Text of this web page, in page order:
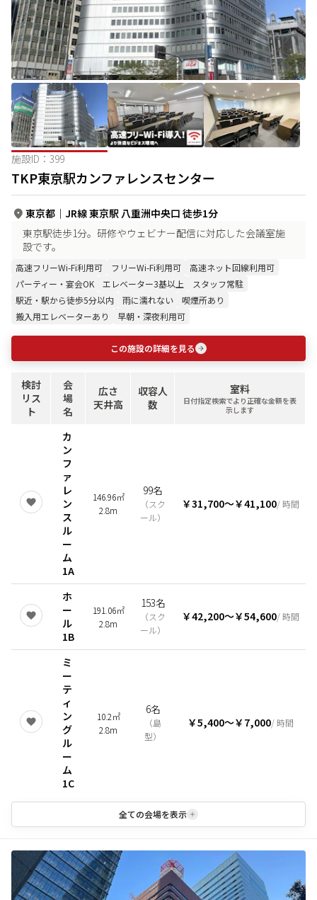
施設ID： 399
TKP東京駅カンファレンスセンター
東京都 ｜ JR線 東京駅 八重洲中央口 徒歩1分
東京駅徒歩1分。研修やウェビナー配信に対応した会議室施
設です。
高速フリーWi-Fi利用可 フリーWi-Fi利用可
高速ネット回線利用可
パーティー・宴会OK
エレベーター3基以上
スタッフ常駐
駅近・駅から徒歩5分以内
雨に濡れない
喫煙所あり
搬入用エレベーターあり
早朝・深夜利用可
この施設の詳細を見る
検討
リス
ト
会
場
名
広さ
天井高
収容人
数
室料
日付指定検索でより正確な金額を表
示します
カ
ン
フ
ァ
レ
ン
ス
ル
ー
ム
1A
146.96㎡
2.8m
99名
（スク
ール）
￥31,700〜￥41,100/ 時間
ホ
ー
ル
1B
191.06㎡
2.8m
153名
（スク
ール）
￥42,200〜￥54,600/ 時間
ミ
ー
テ
ィ
ン
グ
ル
ー
ム
1C
10.2㎡
2.8m
6名
（島
型）
￥5,400〜￥7,000/ 時間
全ての会場を表示